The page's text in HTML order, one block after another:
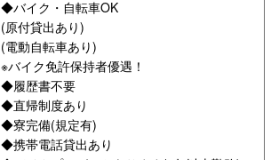
◆バイク・自転車OK
(原付貸出あり)
(電動自転車あり)
※バイク免許保持者優遇！
◆履歴書不要
◆直帰制度あり
◆寮完備(規定有)
◆携帯電話貸出あり